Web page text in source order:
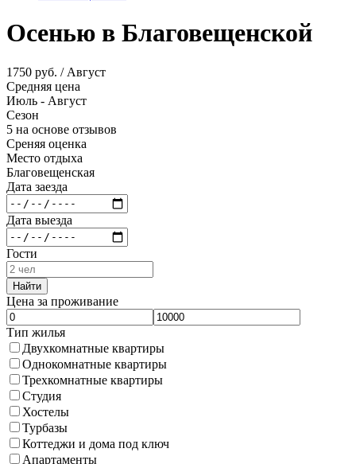
Осенью в Благовещенской
1750 руб. / Август
Средняя цена
Июль - Август
Сезон
5 на основе отзывов
Среняя оценка
Место отдыха
Благовещенская
Дата заезда
Дата выезда
Гости
Найти
Цена за проживание
Тип жилья
Двухкомнатные квартиры
Однокомнатные квартиры
Трехкомнатные квартиры
Студия
Хостелы
Турбазы
Коттеджи и дома под ключ
Апартаменты